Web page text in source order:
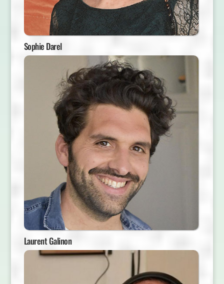
Sophie Darel
Laurent Galinon